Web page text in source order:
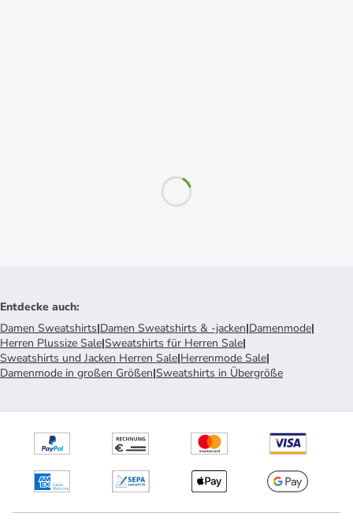
Entdecke auch:
Damen Sweatshirts|Damen Sweatshirts & -jacken|Damenmode|
Herren Plussize Sale|Sweatshirts für Herren Sale|
Sweatshirts und Jacken Herren Sale|Herrenmode Sale|
Damenmode in großen Größen|Sweatshirts in Übergröße